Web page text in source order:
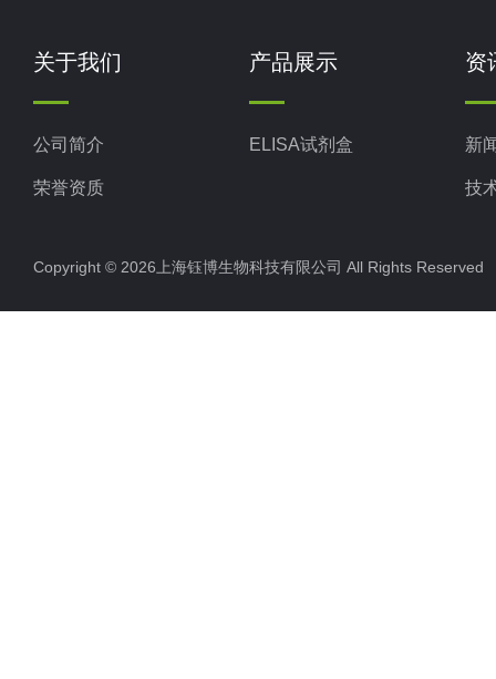
关于我们
公司简介
荣誉资质
产品展示
ELISA试剂盒
资
新
技
Copyright © 2026上海钰博生物科技有限公司 All Rights